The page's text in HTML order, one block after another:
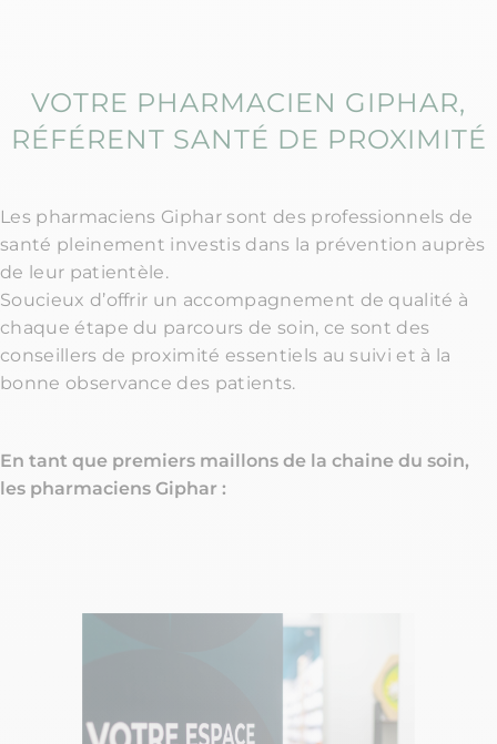
VOTRE PHARMACIEN GIPHAR,
RÉFÉRENT SANTÉ DE PROXIMITÉ​
Les pharmaciens Giphar sont des professionnels de
santé pleinement investis dans la prévention auprès
de leur patientèle.
Soucieux d’offrir un accompagnement de qualité à
chaque étape du parcours de soin, ce sont des
conseillers de proximité essentiels au suivi et à la
bonne observance des patients.​
En tant que premiers maillons de la chaine du soin,
les pharmaciens Giphar : ​